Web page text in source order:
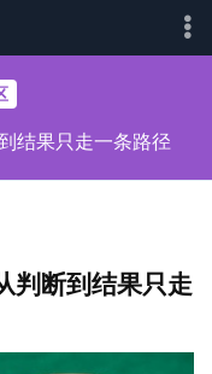
结果只走一条路径
判断到结果只走